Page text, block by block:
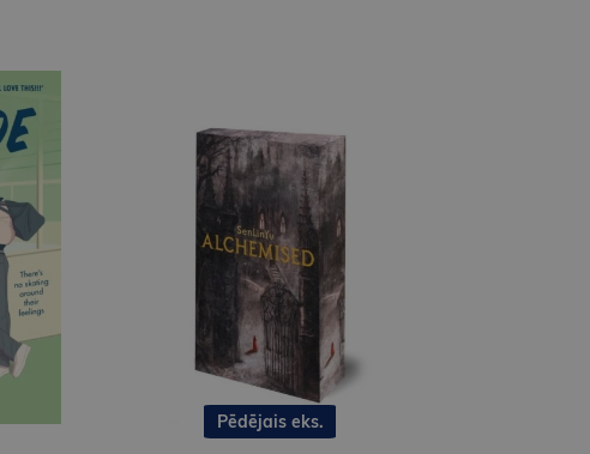
Pēdējais eks.